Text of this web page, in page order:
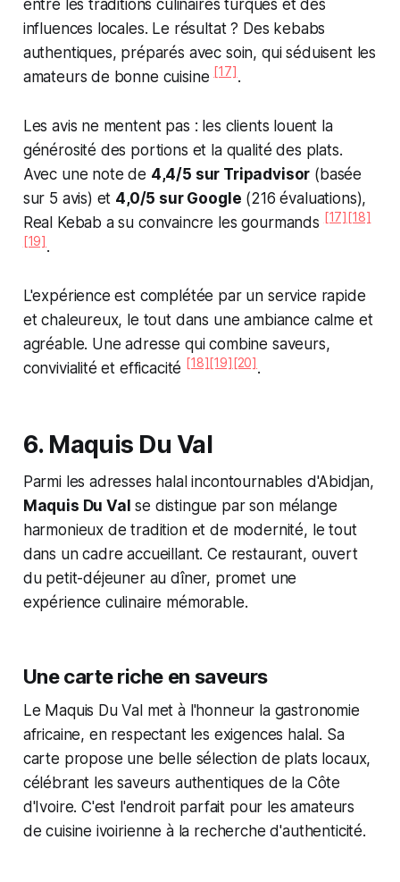
entre les traditions culinaires turques et des
influences locales. Le résultat ? Des kebabs
authentiques, préparés avec soin, qui séduisent les
amateurs de bonne cuisine[17].
Les avis ne mentent pas : les clients louent la
générosité des portions et la qualité des plats.
Avec une note de 4,4/5 sur Tripadvisor (basée
sur 5 avis) et 4,0/5 sur Google (216 évaluations),
Real Kebab a su convaincre les gourmands[17] [18]
[19] .
L'expérience est complétée par un service rapide
et chaleureux, le tout dans une ambiance calme et
agréable. Une adresse qui combine saveurs,
convivialité et efficacité [18] [19] [20] .
6. Maquis Du Val
Parmi les adresses halal incontournables d'Abidjan,
Maquis Du Val se distingue par son mélange
harmonieux de tradition et de modernité, le tout
dans un cadre accueillant. Ce restaurant, ouvert
du petit-déjeuner au dîner, promet une
expérience culinaire mémorable.
Une carte riche en saveurs
Le Maquis Du Val met à l'honneur la gastronomie
africaine, en respectant les exigences halal. Sa
carte propose une belle sélection de plats locaux,
célébrant les saveurs authentiques de la Côte
d'Ivoire. C'est l'endroit parfait pour les amateurs
de cuisine ivoirienne à la recherche d'authenticité.